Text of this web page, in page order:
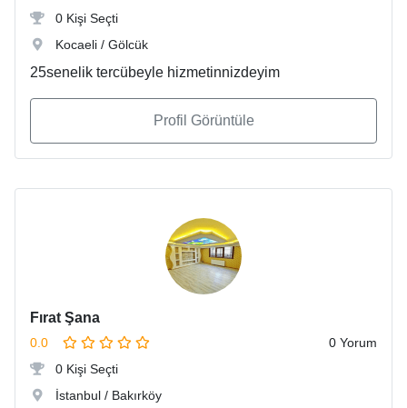
0 Kişi Seçti
Kocaeli / Gölcük
25senelik tercübeyle hizmetinnizdeyim
Profil Görüntüle
Fırat Şana
0.0
0 Yorum
0 Kişi Seçti
İstanbul / Bakırköy